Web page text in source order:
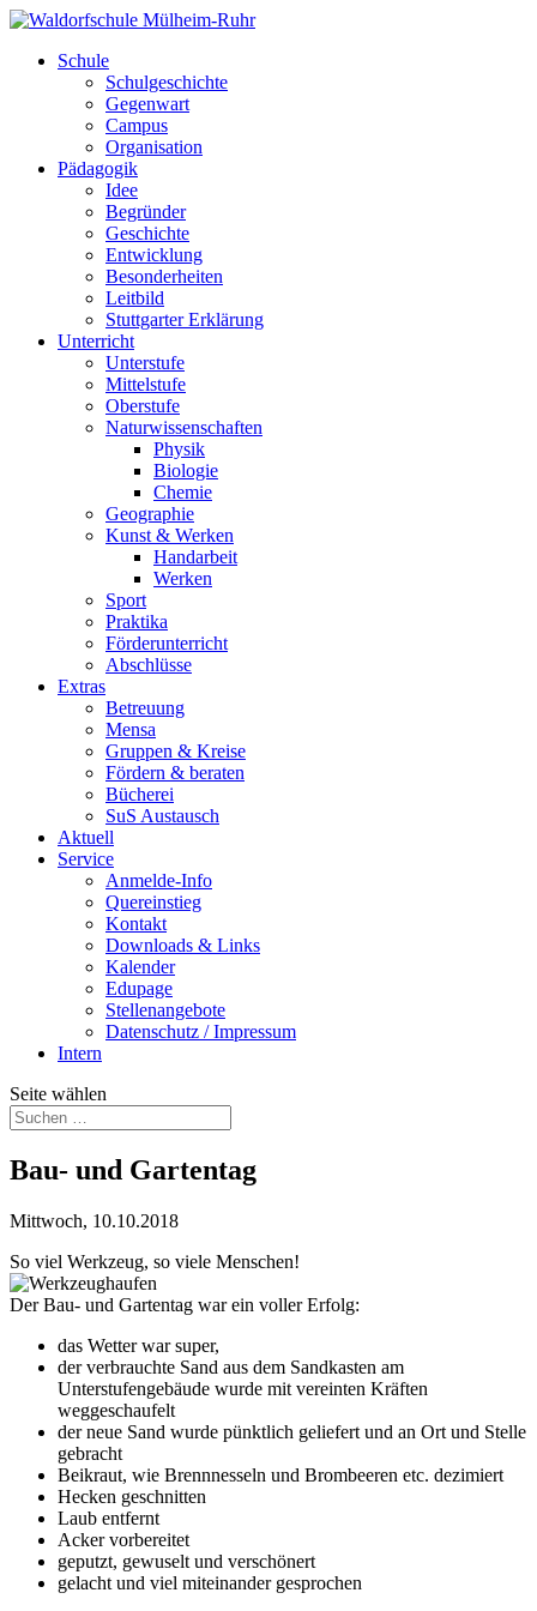
Schule
Schulgeschichte
Gegenwart
Campus
Organisation
Pädagogik
Idee
Begründer
Geschichte
Entwicklung
Besonderheiten
Leitbild
Stuttgarter Erklärung
Unterricht
Unterstufe
Mittelstufe
Oberstufe
Naturwissenschaften
Physik
Biologie
Chemie
Geographie
Kunst & Werken
Handarbeit
Werken
Sport
Praktika
Förderunterricht
Abschlüsse
Extras
Betreuung
Mensa
Gruppen & Kreise
Fördern & beraten
Bücherei
SuS Austausch
Aktuell
Service
Anmelde-Info
Quereinstieg
Kontakt
Downloads & Links
Kalender
Edupage
Stellenangebote
Datenschutz / Impressum
Intern
Seite wählen
Bau- und Gartentag
Mittwoch, 10.10.2018
So viel Werkzeug, so viele Menschen!
Der Bau- und Gartentag war ein voller Erfolg:
das Wetter war super,
der verbrauchte Sand aus dem Sandkasten am
Unterstufengebäude wurde mit vereinten Kräften
weggeschaufelt
der neue Sand wurde pünktlich geliefert und an Ort und Stelle
gebracht
Beikraut, wie Brennnesseln und Brombeeren etc. dezimiert
Hecken geschnitten
Laub entfernt
Acker vorbereitet
geputzt, gewuselt und verschönert
gelacht und viel miteinander gesprochen